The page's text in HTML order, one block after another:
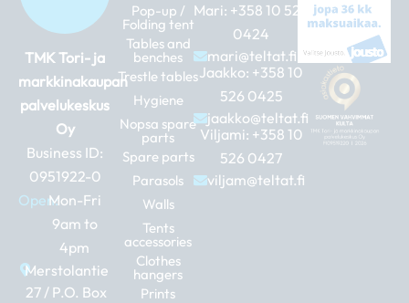
TMK Tori- ja
markkinakaupan
palvelukeskus
Oy
Business ID:
0951922-0
Open:Mon-Fri
9am to
4pm
Merstolantie
27 / P.O. Box
Pop-up /
Folding tent
Tables and
benches
Trestle tables
Hygiene
Nopsa spare
parts
Spare parts
Parasols
Walls
Tents
accessories
Clothes
hangers
Prints
Mari: +358 10 526
0424
mari@teltat.fi
Jaakko: +358 10
526 0425
jaakko@teltat.fi
Viljami: +358 10
526 0427
viljam@teltat.fi